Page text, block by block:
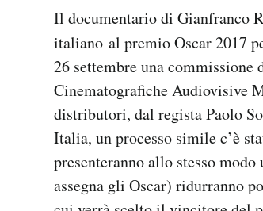
Il documentario di Gianfranco
italiano al premio Oscar 2017
26 settembre una
Cinematografiche Audiovisive
distributori, dal regista Paolo
Italia, un processo simile c’è
presenteranno allo stesso
assegna gli Oscar) ridurranno